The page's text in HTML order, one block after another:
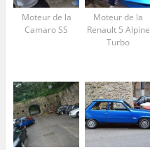
Moteur de la
Camaro SS
Moteur de la
Renault 5 Alpine
Turbo